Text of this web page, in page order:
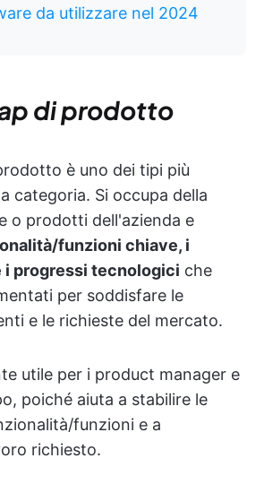
da utilizzare nel 2024
di prodotto
è uno dei tipi più
categoria. Si occupa della
o prodotti dell'azienda e
funzioni chiave, i
i progressi tecnologici che
per soddisfare le
e le richieste del mercato.
utile per i product manager e
poiché aiuta a stabilire le
funzioni e a
richiesto.